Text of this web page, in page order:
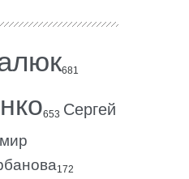
681
653 Сергей
172